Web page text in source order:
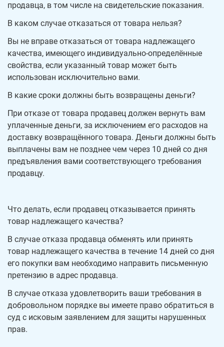
продавца, в том числе на свидетельские показания.
В каком случае отказаться от товара нельзя?
Вы не вправе отказаться от товара надлежащего
качества, имеющего индивидуально-определённые
свойства, если указанный товар может быть
использован исключительно вами.
В какие сроки должны быть возвращены деньги?
При отказе от товара продавец должен вернуть вам
уплаченные деньги, за исключением его расходов на
доставку возвращённого товара. Деньги должны быть
выплачены вам не позднее чем через 10 дней со дня
предъявления вами соответствующего требования
продавцу.
Что делать, если продавец отказывается принять
товар надлежащего качества?
В случае отказа продавца обменять или принять
товар надлежащего качества в течение 14 дней со дня
его покупки вам необходимо направить письменную
претензию в адрес продавца.
В случае отказа удовлетворить ваши требования в
добровольном порядке вы имеете право обратиться в
суд с исковым заявлением для защиты нарушенных
прав.